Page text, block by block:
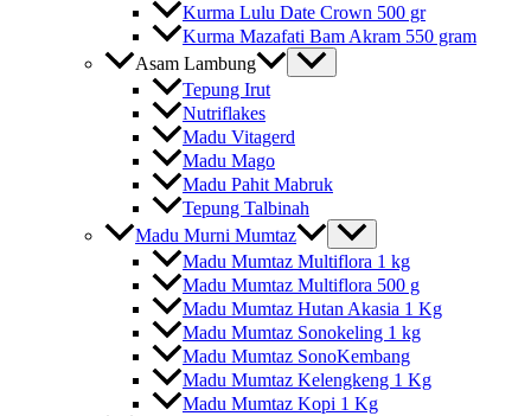
Kurma Lulu Date Crown 500 gr
Kurma Mazafati Bam Akram 550 gram
Asam Lambung
Tepung Irut
Nutriflakes
Madu Vitagerd
Madu Mago
Madu Pahit Mabruk
Tepung Talbinah
Madu Murni Mumtaz
Madu Mumtaz Multiflora 1 kg
Madu Mumtaz Multiflora 500 g
Madu Mumtaz Hutan Akasia 1 Kg
Madu Mumtaz Sonokeling 1 kg
Madu Mumtaz SonoKembang
Madu Mumtaz Kelengkeng 1 Kg
Madu Mumtaz Kopi 1 Kg